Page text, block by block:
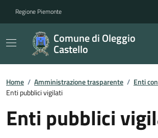
Regione Piemonte
Comune di Oleggio
Castello
Home / Amministrazione trasparente / Enti
Enti pubblici vigilati
Enti pubblici